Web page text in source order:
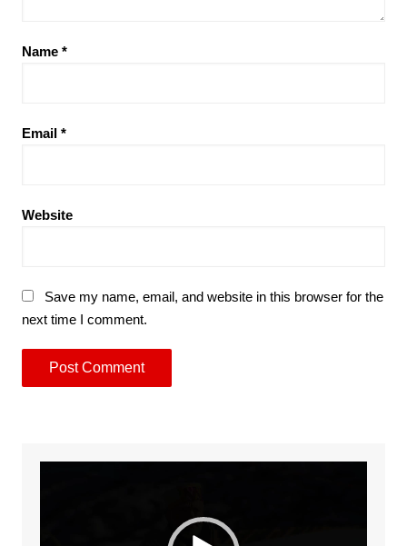
Name *
Email *
Website
Save my name, email, and website in this browser for the
next time I comment.